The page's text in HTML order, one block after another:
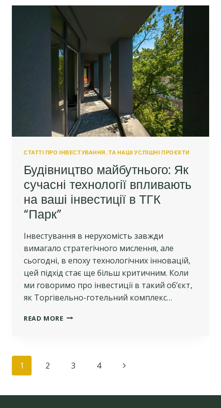
ПЕРСПЕКТИВИ
ДО
2025
РОКУ
ТА
МОЖЛИВОСТІ
ДЛЯ
ІНВЕСТОРІВ
ТГК
“ПАРК”
СТАТТІ ПРО ІНВЕСТУВАННЯ. ТА НАШІ УСПІШНІ ПРОЄКТИ
Будівництво майбутнього: Як
сучасні технології впливають
на ваші інвестиції в ТГК
“Парк”
Інвестування в нерухомість завжди
вимагало стратегічного мислення, але
сьогодні, в епоху технологічних інновацій,
цей підхід стає ще більш критичним. Коли
ми говоримо про інвестиції в такий об’єкт,
як Торгівельно-готельний комплекс…
READ MOREБУДІВНИЦТВО
ВПЛИВАЮТЬ
ІНВЕСТИЦІЇ
Page
navigation
1 2 3 4